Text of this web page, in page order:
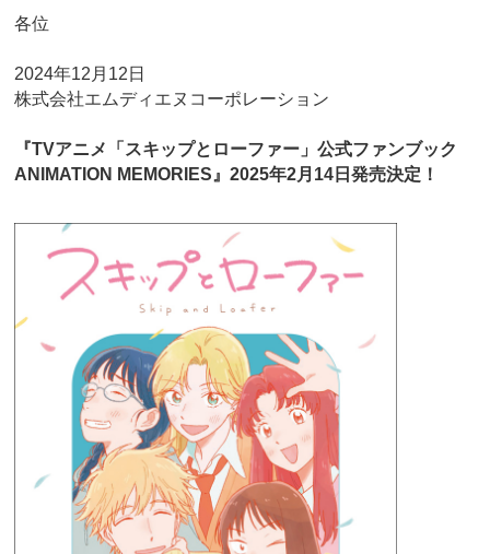
各位
2024年12月12日
株式会社エムディエヌコーポレーション
『TVアニメ「スキップとローファー」公式ファンブック
ANIMATION MEMORIES』2025年2月14日発売決定！